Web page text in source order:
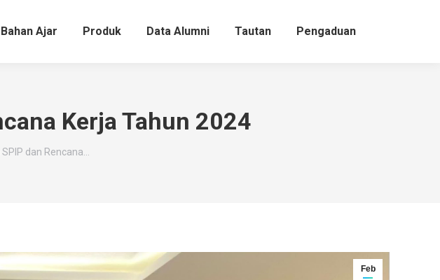
Bahan Ajar Produk Data Alumni Tautan Pengaduan
Kerja Tahun 2024
dan Rencana…
Feb